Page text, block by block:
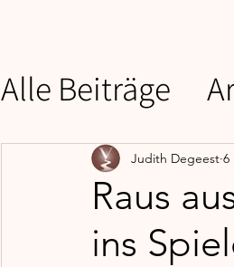
Alle Beiträge
Mental health
Raus
ins
Judith Degeest 6